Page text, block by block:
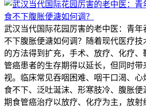
武汉当代国际花园厉害的老中医：青
不下腹胀便溏如何调？随着现代医疗
的方法得到扩充，手术、放疗、化疗
管癌患者的生存期得以延长，但同时
视。临床常见吞咽困难、咽干口渴、心
食不下、泛吐涎沫、形寒肢冷、腹胀便
期食管癌治疗以放疗、化疗为主，放